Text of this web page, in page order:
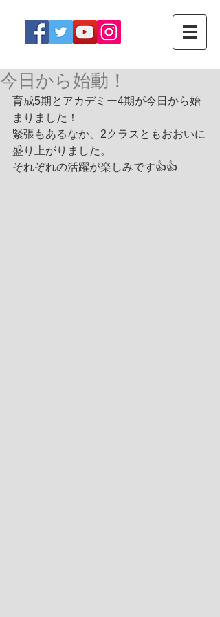
今日から始動！
育成5期とアカデミー4期が今日から始
まりました！
緊張もあるなか、2クラスともおおいに
盛り上がりました。
それぞれの活躍が楽しみです👍👍